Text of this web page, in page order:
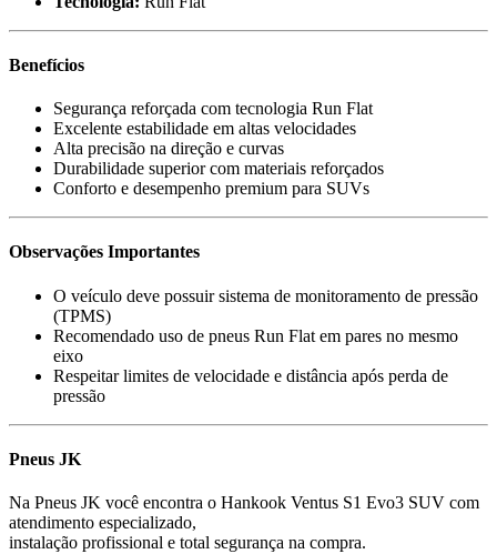
Benefícios
Segurança reforçada com tecnologia Run Flat
Excelente estabilidade em altas velocidades
Alta precisão na direção e curvas
Durabilidade superior com materiais reforçados
Conforto e desempenho premium para SUVs
Observações Importantes
O veículo deve possuir sistema de monitoramento de pressão
(TPMS)
Recomendado uso de pneus Run Flat em pares no mesmo
eixo
Respeitar limites de velocidade e distância após perda de
pressão
Pneus JK
Na Pneus JK você encontra o Hankook Ventus S1 Evo3 SUV com
atendimento especializado,
instalação profissional e total segurança na compra.